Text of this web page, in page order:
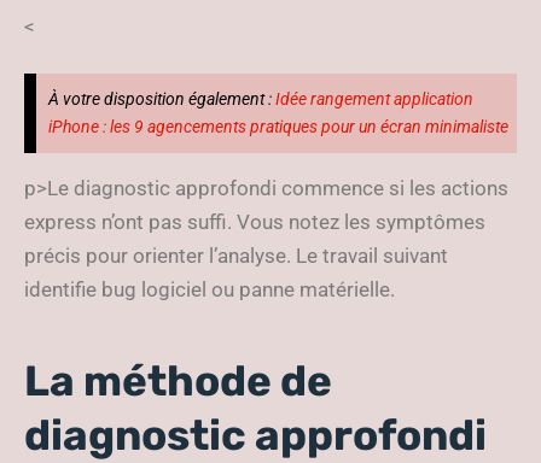
<
À votre disposition également :Idée rangement application
iPhone : les 9 agencements pratiques pour un écran minimaliste
p>Le diagnostic approfondi commence si les actions
express n’ont pas suffi. Vous notez les symptômes
précis pour orienter l’analyse. Le travail suivant
identifie bug logiciel ou panne matérielle.
La méthode de
diagnostic approfondi